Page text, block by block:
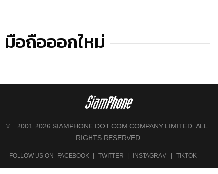
มือถือออกใหม่
©
2001-2026 SIAMPHONE DOT COM COMPANY LIMITED. ALL
RIGHTS RESERVED.
FOLLOW US ON FACEBOOK TWITTER INSTAGRAM TIKTOK